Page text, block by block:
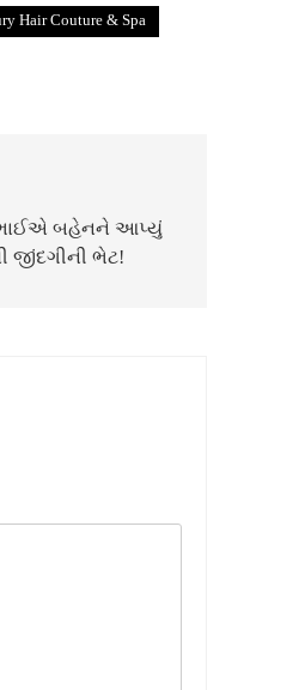
Hair Couture & Spa
ભાઈએ બહેનને આપ્યું
જીંદગીની ભેટ!